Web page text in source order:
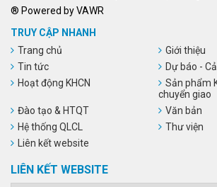
® Powered by VAWR
TRUY CẬP NHANH
Trang chủ
Giới thiệu
Tin tức
Dự báo -
Hoạt động KHCN
Sản phẩm
chuyển giao
Đào tạo & HTQT
Văn bản
Hệ thống QLCL
Thư viện
Liên kết website
LIÊN KẾT WEBSITE